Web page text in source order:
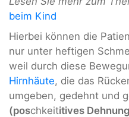
beim Kind
Hierbei können die
nur unter heftigen
weil durch diese
Hirnhäute, die das
umgeben, gedehnt und
(poschkeititives